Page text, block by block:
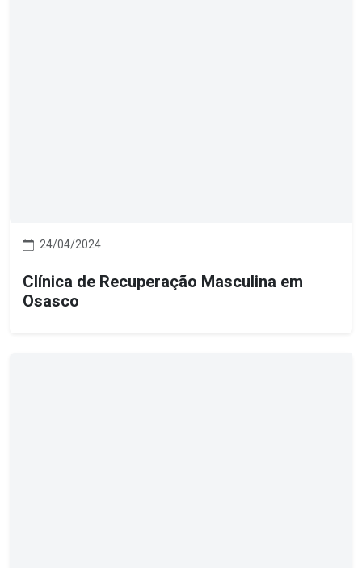
24/04/2024
Clínica de Recuperação Masculina em
Osasco